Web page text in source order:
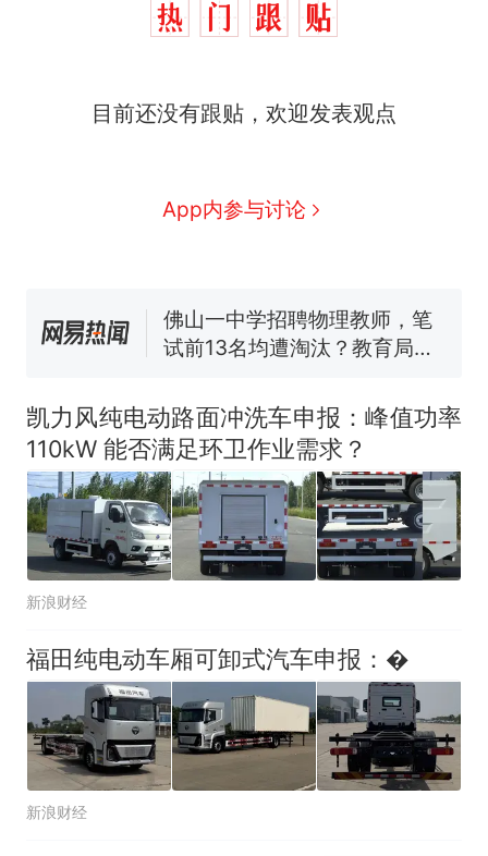
目前还没有跟贴，欢迎发表观点
App内参与讨论
因老师一句“跟我回家”改写了
眼了……
空调24小时开着反而更省电？
已叫停招聘，成立调查组全面
核查
“不建议大家买深色蛋糕”上热
搜，网友：天塌了！
汁，致多名乘客在飞行途中排
队上厕所！乘客：机上100多
人只有2个厕所；客服回应：并
非每架飞机都会发放西梅汁
热 那个在床头放菜刀的女孩，
因老师一句“跟我回家”改写了
人生
凯力风纯电动路面冲洗车申报：峰值功率
110kW 能否满足环卫作业需求？
新浪财经
福田纯电动车厢可卸式汽车申报：�
新浪财经